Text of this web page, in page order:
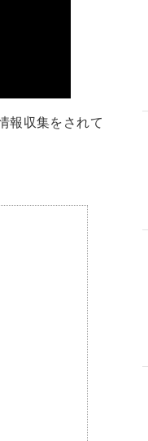
報収集をされて